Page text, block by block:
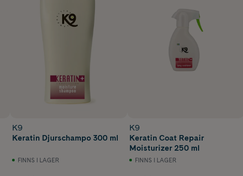
K9
Keratin Djurschampo 300 ml
FINNS I LAGER
K9
Keratin Coat Repair
Moisturizer 250 ml
FINNS I LAGER